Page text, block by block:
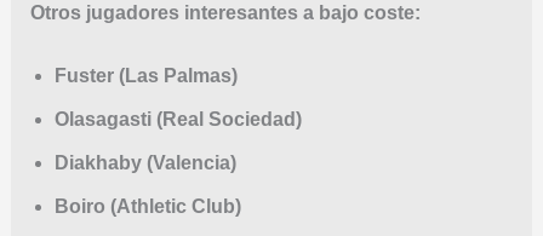
Otros jugadores interesantes a bajo coste:
Fuster (Las Palmas)
Olasagasti (Real Sociedad)
Diakhaby (Valencia)
Boiro (Athletic Club)